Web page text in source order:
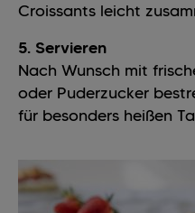
Croissants leicht
5. Servieren
Nach Wunsch mit
oder Puderzucker
für besonders heißen